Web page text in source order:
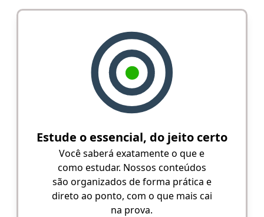
Estude o essencial, do jeito certo
Você saberá exatamente o que e
como estudar. Nossos conteúdos
são organizados de forma prática e
direto ao ponto, com o que mais cai
na prova.